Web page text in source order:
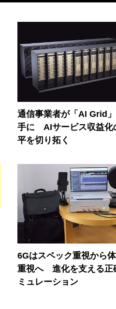
通信事業者が「AI Grid
手に AIサービス収益化
平を切り拓く
6Gはスペック重視から
重視へ 進化を支える正
ミュレーション